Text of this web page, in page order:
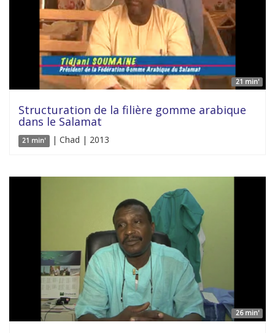
21 min'
Structuration de la filière gomme arabique
dans le Salamat
21 min' | Chad | 2013
26 min'